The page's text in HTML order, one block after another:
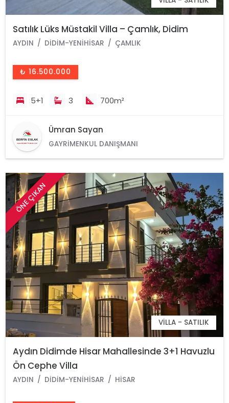
Satılık Lüks Müstakil Villa – Çamlık, Didim
AYDIN DIDIM-YENIHISAR ÇAMLIK
₺ 16.500.000
5+1 3 700m²
Ümran Sayan
GAYRIMENKUL DANIŞMANI
ÖNE ÇIKAN
VILLA - SATILIK
Aydın Didimde Hisar Mahallesinde 3+1 Havuzlu
Ön Cephe Villa
AYDIN DIDIM-YENIHISAR HISAR